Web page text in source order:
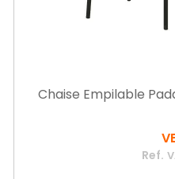
Chaise Empilable
Ref.